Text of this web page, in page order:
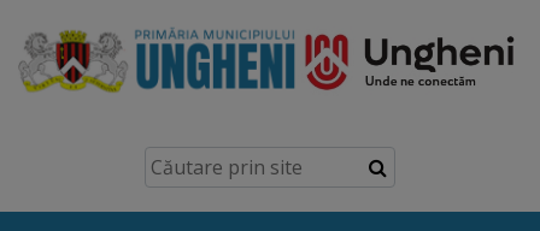
Ungheni
Prezentare
generală